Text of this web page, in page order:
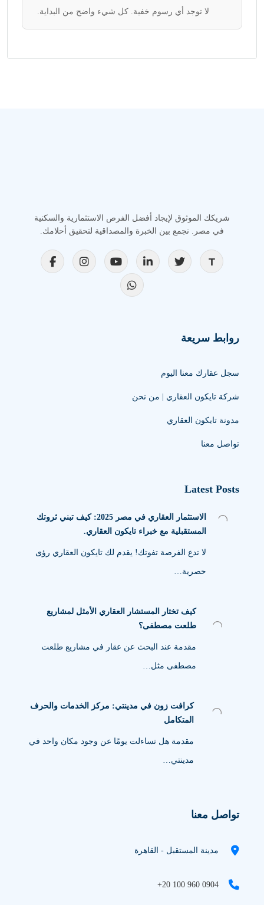
لا توجد أي رسوم خفية. كل شيء واضح من البداية.
شريكك الموثوق لإيجاد أفضل الفرص الاستثمارية والسكنية
في مصر. نجمع بين الخبرة والمصداقية لتحقيق أحلامك.
روابط سريعة
سجل عقارك معنا اليوم
شركة تايكون العقاري | من نحن
مدونة تايكون العقاري
تواصل معنا
Latest Posts
الاستثمار العقاري في مصر 2025: كيف تبني ثروتك
المستقبلية مع خبراء تايكون العقاري.
لا تدع الفرصة تفوتك! يقدم لك تايكون العقاري رؤى
حصرية…
كيف تختار المستشار العقاري الأمثل لمشاريع
طلعت مصطفى؟
مقدمة عند البحث عن عقار في مشاريع طلعت
مصطفى مثل…
كرافت زون في مدينتي: مركز الخدمات والحرف
المتكامل
مقدمة هل تساءلت يومًا عن وجود مكان واحد في
مدينتي…
تواصل معنا
مدينة المستقبل - القاهرة
+20 100 960 0904